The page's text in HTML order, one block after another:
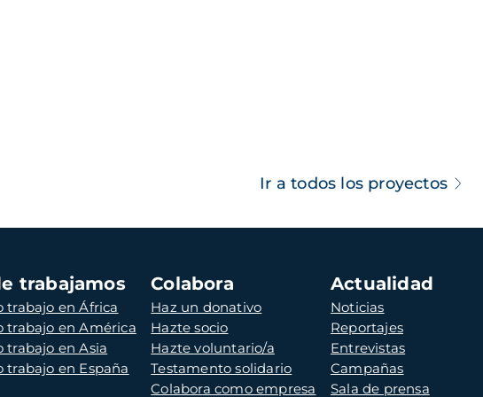
Ir a todos los proyectos
trabajamos
trabajo en África
trabajo en América
trabajo en Asia
trabajo en España
Colabora
Haz un donativo
Hazte socio
Hazte voluntario/a
Testamento solidario
Colabora como empresa
Actualidad
Noticias
Reportajes
Entrevistas
Campañas
Sala de prensa